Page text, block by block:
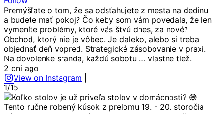
Premýšľate o tom, že sa odsťahujete z mesta na dedinu
a budete mať pokoj? Čo keby som vám povedala, že len
vymeníte problémy, ktoré vás štvú dnes, za nové?
Obchod, ktorý nie je vôbec. Je ďaleko, alebo si treba
objednať deň vopred. Strategické zásobovanie v praxi.
Na dovolenke sranda, každú sobotu … vlastne tiež.
2 dni ago
View on Instagram
1/15